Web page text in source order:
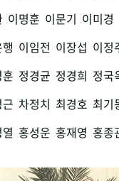
이명훈 이문기 이미경
이임전 이장섭 이정
정경균 정경희 정국
차정치 최경호 최기
홍성운 홍재영 홍종